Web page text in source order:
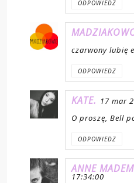
ODPOWIEDZ
czarwony lubię
ODPOWIEDZ
KATE. 17 mar
O proszę, Bell
ODPOWIEDZ
ANNE
17:34:00